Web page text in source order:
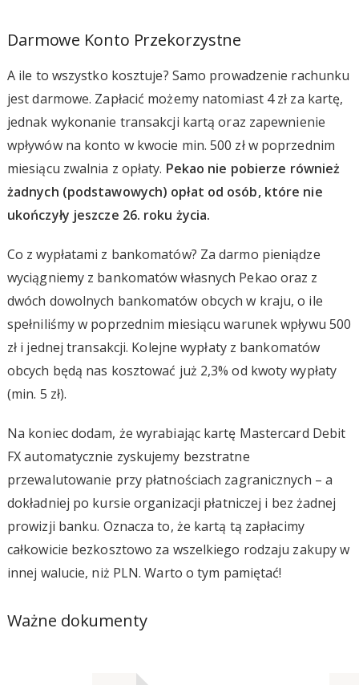
Darmowe Konto Przekorzystne
A ile to wszystko kosztuje? Samo prowadzenie rachunku
jest darmowe. Zapłacić możemy natomiast 4 zł za kartę,
jednak wykonanie transakcji kartą oraz zapewnienie
wpływów na konto w kwocie min. 500 zł w poprzednim
miesiącu zwalnia z opłaty. Pekao nie pobierze również
żadnych (podstawowych) opłat od osób, które nie
ukończyły jeszcze 26. roku życia.
Co z wypłatami z bankomatów? Za darmo pieniądze
wyciągniemy z bankomatów własnych Pekao oraz z
dwóch dowolnych bankomatów obcych w kraju, o ile
spełniliśmy w poprzednim miesiącu warunek wpływu 500
zł i jednej transakcji. Kolejne wypłaty z bankomatów
obcych będą nas kosztować już 2,3% od kwoty wypłaty
(min. 5 zł).
Na koniec dodam, że wyrabiając kartę Mastercard Debit
FX automatycznie zyskujemy bezstratne
przewalutowanie przy płatnościach zagranicznych – a
dokładniej po kursie organizacji płatniczej i bez żadnej
prowizji banku. Oznacza to, że kartą tą zapłacimy
całkowicie bezkosztowo za wszelkiego rodzaju zakupy w
innej walucie, niż PLN. Warto o tym pamiętać!
Ważne dokumenty